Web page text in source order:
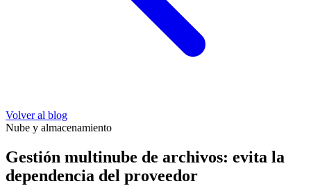
Volver al blog
Nube y almacenamiento
Gestión multinube de archivos: evita la
dependencia del proveedor